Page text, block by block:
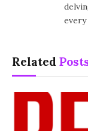
Related